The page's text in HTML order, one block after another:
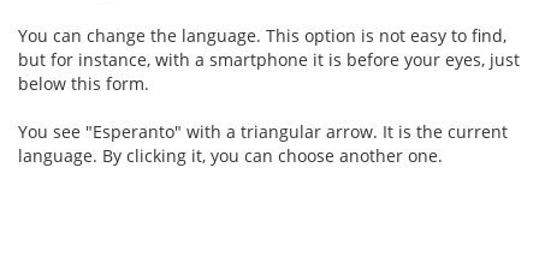
You can change the language. This option is not easy to find,
but for instance, with a smartphone it is before your eyes, just
below this form.
You see "Esperanto" with a triangular arrow. It is the current
language. By clicking it, you can choose another one.